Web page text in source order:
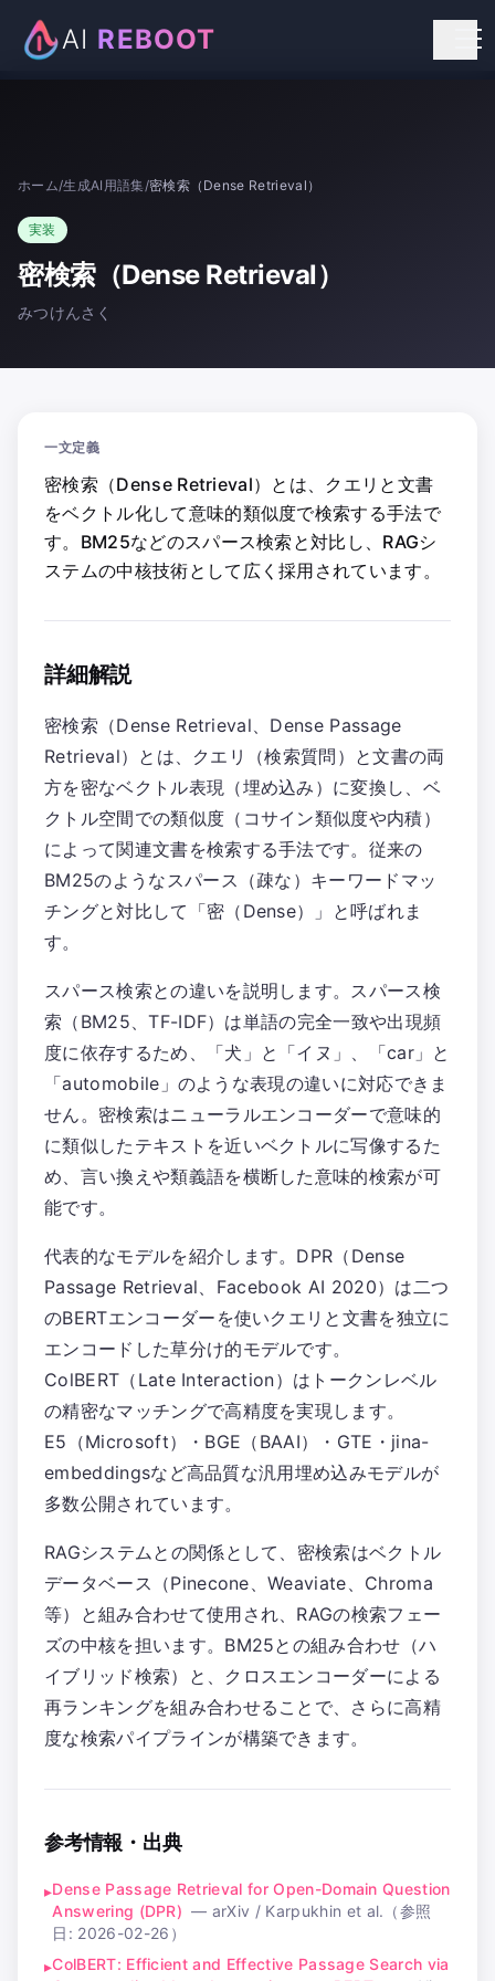
AI REBOOT
お知らせ
お問い合わせ
ホーム/生成AI用語集/密検索（Dense Retrieval）
実装
密検索（Dense Retrieval）
みつけんさく
一文定義
密検索（Dense Retrieval）とは、クエリと文書
をベクトル化して意味的類似度で検索する手法で
す。BM25などのスパース検索と対比し、RAGシ
ステムの中核技術として広く採用されています。
詳細解説
密検索（Dense Retrieval、Dense Passage
Retrieval）とは、クエリ（検索質問）と文書の両
方を密なベクトル表現（埋め込み）に変換し、ベ
クトル空間での類似度（コサイン類似度や内積）
によって関連文書を検索する手法です。従来の
BM25のようなスパース（疎な）キーワードマッ
チングと対比して「密（Dense）」と呼ばれま
す。
スパース検索との違いを説明します。スパース検
索（BM25、TF-IDF）は単語の完全一致や出現頻
度に依存するため、「犬」と「イヌ」、「car」と
「automobile」のような表現の違いに対応できま
せん。密検索はニューラルエンコーダーで意味的
に類似したテキストを近いベクトルに写像するた
め、言い換えや類義語を横断した意味的検索が可
能です。
代表的なモデルを紹介します。DPR（Dense
Passage Retrieval、Facebook AI 2020）は二つ
のBERTエンコーダーを使いクエリと文書を独立に
エンコードした草分け的モデルです。
ColBERT（Late Interaction）はトークンレベル
の精密なマッチングで高精度を実現します。
E5（Microsoft）・BGE（BAAI）・GTE・jina-
embeddingsなど高品質な汎用埋め込みモデルが
多数公開されています。
RAGシステムとの関係として、密検索はベクトル
データベース（Pinecone、Weaviate、Chroma
等）と組み合わせて使用され、RAGの検索フェー
ズの中核を担います。BM25との組み合わせ（ハ
イブリッド検索）と、クロスエンコーダーによる
再ランキングを組み合わせることで、さらに高精
度な検索パイプラインが構築できます。
参考情報・出典
▸Dense Passage Retrieval for Open-Domain Question
Answering (DPR) — arXiv / Karpukhin et al. （参照
日: 2026-02-26 ）
▸ColBERT: Efficient and Effective Passage Search via